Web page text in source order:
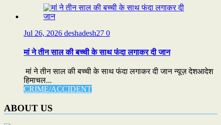
Jul 26, 2026 deshadesh27 0
मां ने तीन साल की बच्ची के साथ फंदा लगाकर दी जान
मां ने तीन साल की बच्ची के साथ फंदा लगाकर दी जान न्यूज़ देशआदेश
हिमाचल...
CRIME/ACCIDENT
ABOUT US